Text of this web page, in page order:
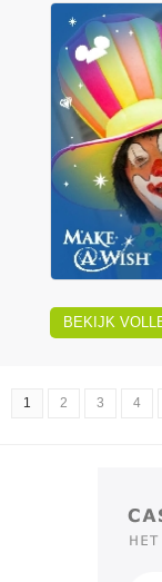
BEKIJK
1 2 3 4